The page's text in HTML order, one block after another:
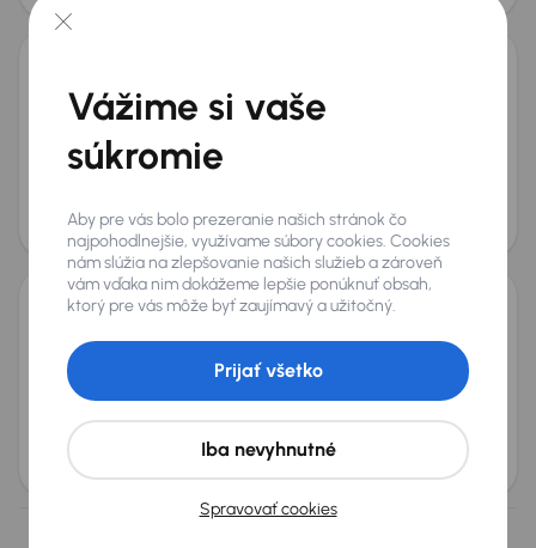
Hyundai Bayon
202282 910 km Benzín 1.2 i 62 kW
Po prvom majiteľovi
1.2 i
+8 ďalších
od 37 € 10 000 €
Nové v ponuke
2024
Po prvom majiteľovi Servisná knižka
Mesačná splátka
od 40 €
Akciová cena na úver
Vážime si vaše
súkromie
Aby pre vás bolo prezeranie našich stránok čo
najpohodlnejšie, využívame súbory cookies. Cookies
nám slúžia na zlepšovanie našich služieb a zároveň
vám vďaka nim dokážeme lepšie ponúknuť obsah,
ktorý pre vás môže byť zaujímavý a užitočný.
Spravovať cookies
Iba nevyhnutné
Prijať všetko